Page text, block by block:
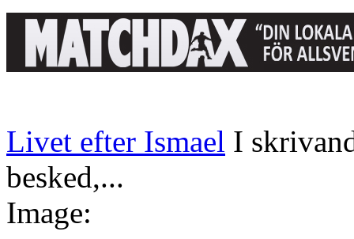
Livet efter Ismael I
besked,...
Image: